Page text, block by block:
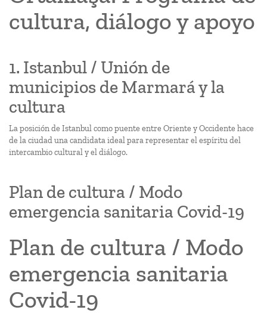
cultura, diálogo y apoyo
1. Istanbul / Unión de
municipios de Marmará y la
cultura
La posición de Istanbul como puente entre Oriente y Occidente hace
de la ciudad una candidata ideal para representar el espíritu del
intercambio cultural y el diálogo.
Plan de cultura / Modo
emergencia sanitaria Covid-19
Plan de cultura / Modo
emergencia sanitaria
Covid-19